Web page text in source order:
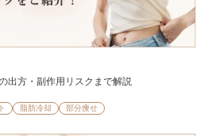
出方・副作用リスクまで解説
脂肪冷却 部分痩せ